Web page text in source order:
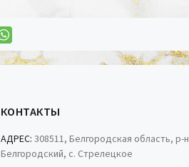
КОНТАКТЫ
АДРЕС: 308511, Белгородская область, р-н
Белгородский, с. Стрелецкое